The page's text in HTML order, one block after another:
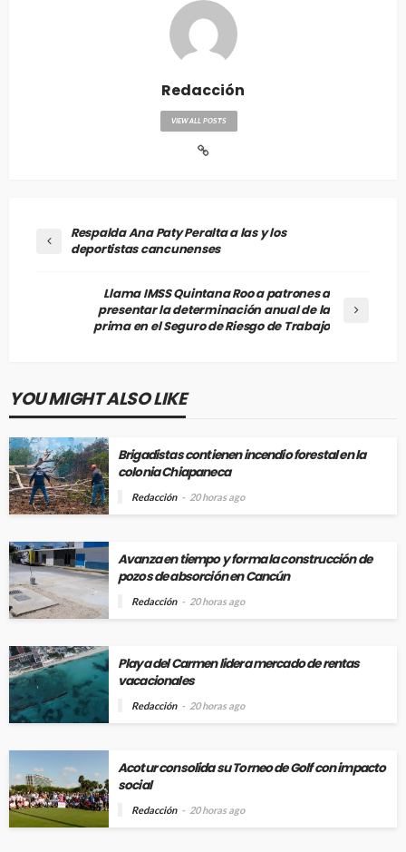
Redacción
VIEW ALL POSTS
Respalda Ana Paty Peralta a las y los
deportistas cancunenses
Llama IMSS Quintana Roo a patrones a
presentar la determinación anual de la
prima en el Seguro de Riesgo de Trabajo
YOU MIGHT ALSO LIKE
Brigadistas contienen incendio forestal en la
colonia Chiapaneca
Redacción 20 horas ago
Avanza en tiempo y forma la construcción de
pozos de absorción en Cancún
Redacción 20 horas ago
Playa del Carmen lidera mercado de rentas
vacacionales
Redacción 20 horas ago
Acotur consolida su Torneo de Golf con impacto
social
Redacción 20 horas ago